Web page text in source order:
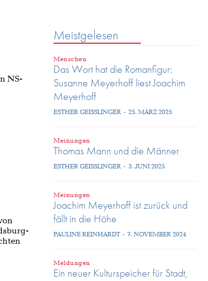
NS-
Meistgelesen
Menschen
Das Wort hat die Romanfigur:
Susanne Meyerhoff liest Joachim
Meyerhoff
ESTHER GEISSLINGER - 25. MÄRZ 2025
Meinungen
Thomas Mann und die Männer
ESTHER GEISSLINGER - 3. JUNI 2025
Meinungen
Joachim Meyerhoff ist zurück und
fällt in die Höhe
PAULINE REINHARDT - 7. NOVEMBER 2024
Meldungen
Ein neuer Kulturspeicher für Stadt,